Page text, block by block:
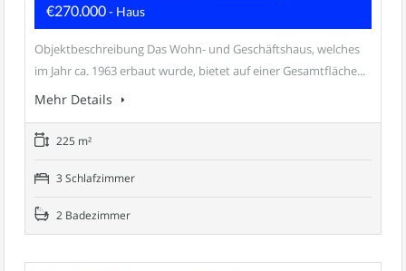
€270.000- Haus
Objektbeschreibung Das Wohn- und Geschäftshaus, welches
im Jahr ca. 1963 erbaut wurde, bietet auf einer Gesamtfläche...
Mehr Details
225 m²
3 Schlafzimmer
2 Badezimmer